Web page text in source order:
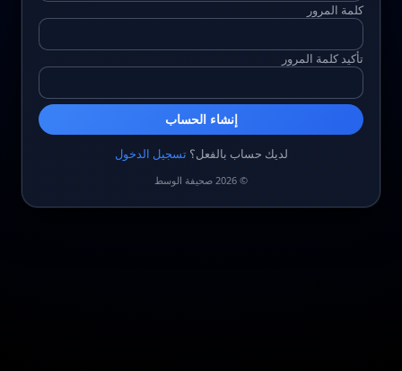
كلمة المرور
تأكيد كلمة المرور
إنشاء الحساب
لديك حساب بالفعل؟تسجيل الدخول
© 2026 صحيفة الوسط